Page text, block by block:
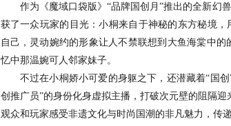
作为《魔域口袋版》“品牌国创月”推出的全新幻兽
获了一众玩家的目光：小桐来自于神秘的东方秘境
自己，灵动婉约的形象让人不禁联想到大鱼海棠中
忆中那温婉可人邻家妹子。
不过在小桐娇小可爱的身躯之下，还潜藏着“国创
创推广员”的身份化身虚拟主播，打破次元壁的阻隔
观众和玩家感受非遗文化与时尚国潮的非凡魅力，传